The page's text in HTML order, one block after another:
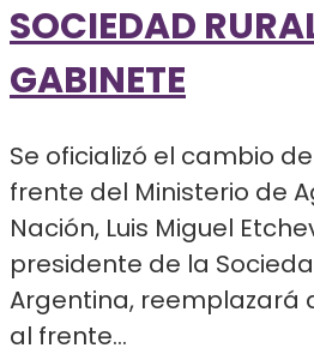
SOCIEDAD
GABINETE
Se oficializó el cambio
frente del Ministerio de
Nación, Luis Miguel
presidente de la
Argentina, reemplazará
al frente...